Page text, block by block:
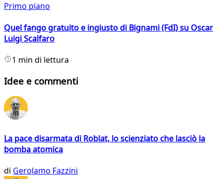
Primo piano
Quel fango gratuito e ingiusto di Bignami (FdI) su Oscar
Luigi Scalfaro
1 min di lettura
Idee e commenti
La pace disarmata di Roblat, lo scienziato che lasciò la
bomba atomica
di Gerolamo Fazzini